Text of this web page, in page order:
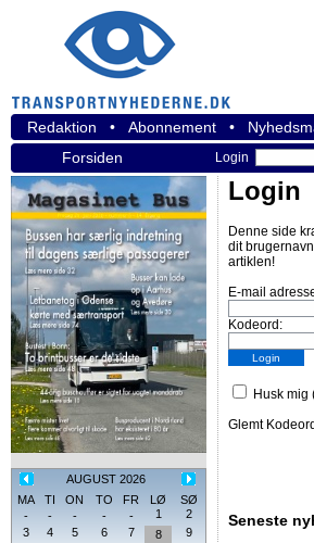
Redaktion • Abonnement •
Forsiden
Login
AUGUST 2026
MA
TI ON TO FR LØ
SØ
-
- - - - 1
2
3
4 5 6 7 8
9
Login
Denne side
dit
artiklen!
E-mail
Kodeord:
Husk mig
Glemt
Seneste